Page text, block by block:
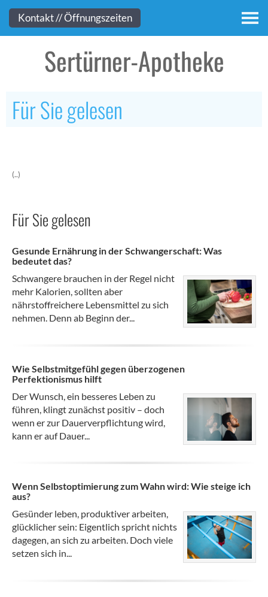
Kontakt
Sertürner-Apotheke
Für Sie gelesen
(..)
Für Sie gelesen
Gesunde Ernährung in der Schwangerschaft: Was
bedeutet das?
Schwangere brauchen in der Regel nicht
mehr Kalorien, sollten aber
nährstoffreichere Lebensmittel zu sich
nehmen. Denn ab Beginn der...
Wie Selbstmitgefühl gegen überzogenen
Perfektionismus hilft
Der Wunsch, ein besseres Leben zu
führen, klingt zunächst positiv – doch
wenn er zur Dauerverpflichtung wird,
kann er auf Dauer...
Wenn Selbstoptimierung zum Wahn wird: Wie steige ich
aus?
Gesünder leben, produktiver arbeiten,
glücklicher sein: Eigentlich spricht nichts
dagegen, an sich zu arbeiten. Doch viele
setzen sich in...
Kontakt // Öffnungszeiten